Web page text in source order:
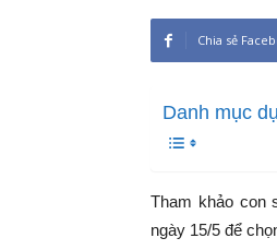
Chia sẻ
Danh mục
Tham khảo con
ngày 15/5 để